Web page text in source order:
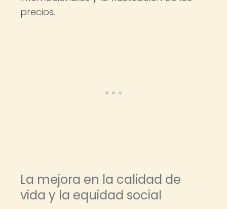
precios.
La mejora en la calidad de
vida y la equidad social